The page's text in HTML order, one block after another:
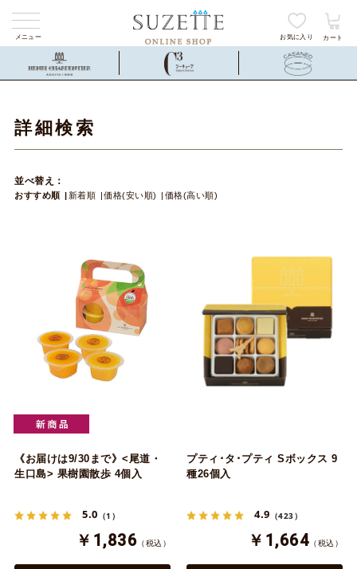
メニュー お気に入り カート
詳細検索
並べ替え：
おすすめ順 新着順 価格(安い順) 価格(高い順)
《お届けは9/30まで》<尾道・
生口島> 果樹園散歩 4個入
5.0 （1）
￥1,836 （税込）
プティ･タ･プティ Sボックス 9
種26個入
4.9 （423）
￥1,664 （税込）